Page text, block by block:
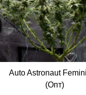
Auto Astronaut
(Опт)